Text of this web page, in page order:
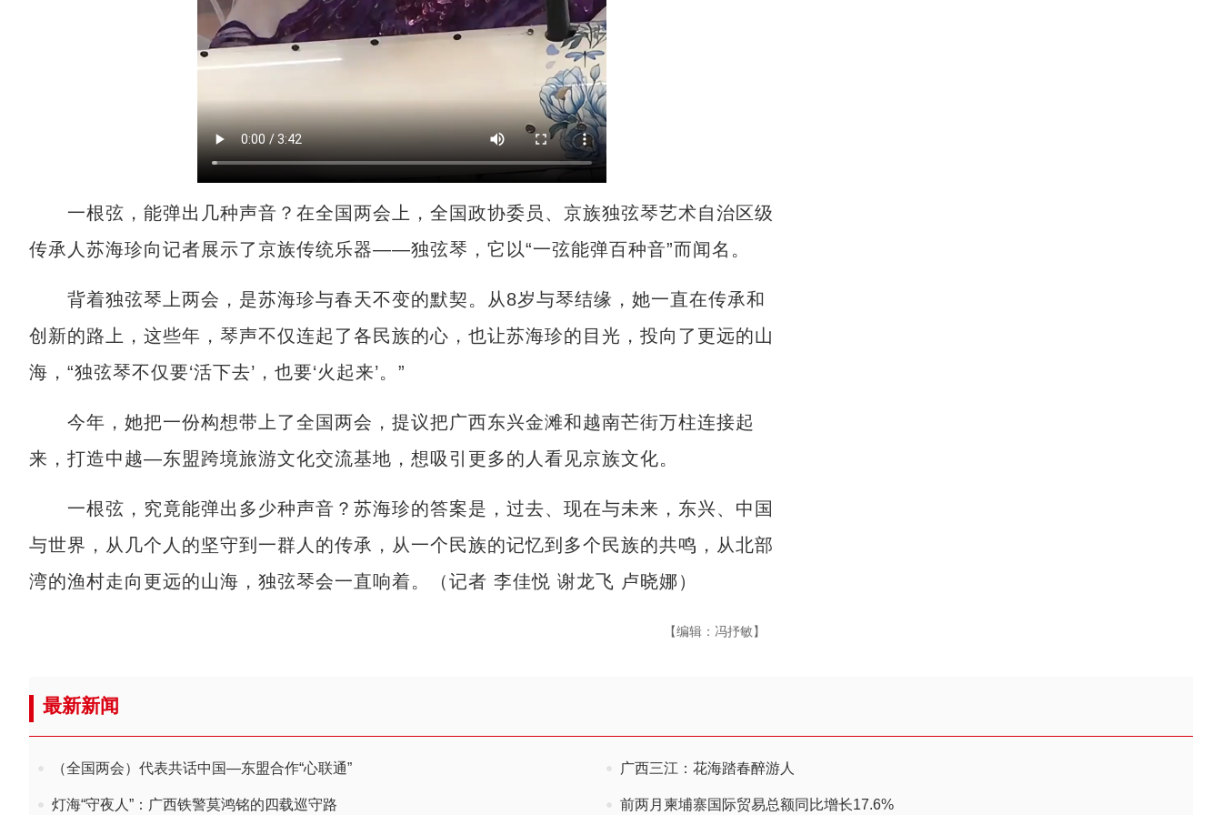
一根弦，能弹出几种声音？在全国两会上，全国政协委员、京族独弦琴艺术自治区级
传承人苏海珍向记者展示了京族传统乐器——独弦琴，它以“一弦能弹百种音”而闻名。
背着独弦琴上两会，是苏海珍与春天不变的默契。从8岁与琴结缘，她一直在传承和
创新的路上，这些年，琴声不仅连起了各民族的心，也让苏海珍的目光，投向了更远的山
海，“独弦琴不仅要‘活下去’，也要‘火起来’。”
今年，她把一份构想带上了全国两会，提议把广西东兴金滩和越南芒街万柱连接起
来，打造中越—东盟跨境旅游文化交流基地，想吸引更多的人看见京族文化。
一根弦，究竟能弹出多少种声音？苏海珍的答案是，过去、现在与未来，东兴、中国
与世界，从几个人的坚守到一群人的传承，从一个民族的记忆到多个民族的共鸣，从北部
湾的渔村走向更远的山海，独弦琴会一直响着。（记者 李佳悦 谢龙飞 卢晓娜）
【编辑：冯抒敏】
最新新闻
（全国两会）代表共话中国—东盟合作“心联通” 广西三江：花海踏春醉游人
灯海“守夜人”：广西铁警莫鸿铭的四载巡守路 前两月柬埔寨国际贸易总额同比增长17.6%